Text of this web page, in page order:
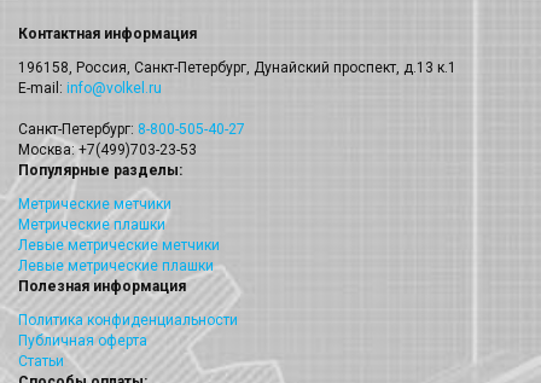
Контактная информация
196158, Россия, Санкт-Петербург, Дунайский проспект, д.13 к.1
E-mail: info@volkel.ru
Санкт-Петербург: 8-800-505-40-27
Москва: +7(499)703-23-53
Популярные разделы:
Метрические метчики
Метрические плашки
Левые метрические метчики
Левые метрические плашки
Полезная информация
Политика конфиденциальности
Публичная оферта
Статьи